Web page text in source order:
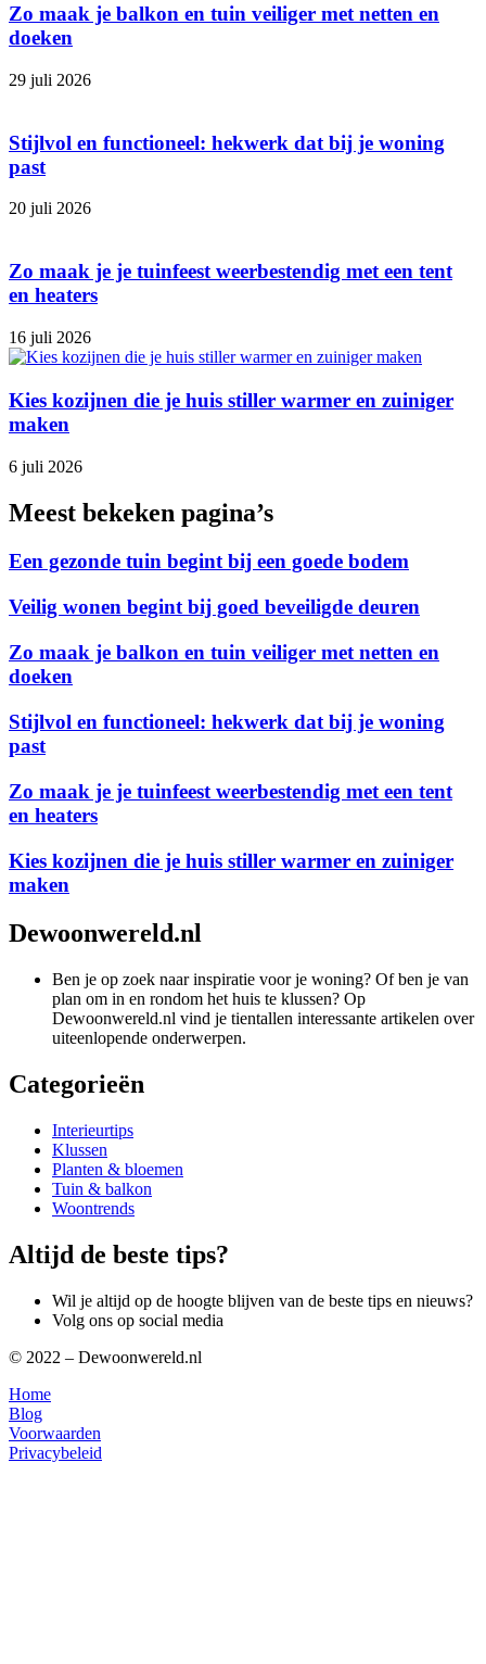
Zo maak je balkon en tuin veiliger met netten en
doeken
29 juli 2026
Stijlvol en functioneel: hekwerk dat bij je woning
past
20 juli 2026
Zo maak je je tuinfeest weerbestendig met een tent
en heaters
16 juli 2026
Kies kozijnen die je huis stiller warmer en zuiniger
maken
6 juli 2026
Meest bekeken pagina’s
Een gezonde tuin begint bij een goede bodem
Veilig wonen begint bij goed beveiligde deuren
Zo maak je balkon en tuin veiliger met netten en
doeken
Stijlvol en functioneel: hekwerk dat bij je woning
past
Zo maak je je tuinfeest weerbestendig met een tent
en heaters
Kies kozijnen die je huis stiller warmer en zuiniger
maken
Dewoonwereld.nl
Ben je op zoek naar inspiratie voor je woning? Of ben je van
plan om in en rondom het huis te klussen? Op
Dewoonwereld.nl vind je tientallen interessante artikelen over
uiteenlopende onderwerpen.
Categorieën
Interieurtips
Klussen
Planten & bloemen
Tuin & balkon
Woontrends
Altijd de beste tips?
Wil je altijd op de hoogte blijven van de beste tips en nieuws?
Volg ons op social media
© 2022 – Dewoonwereld.nl
Home
Blog
Voorwaarden
Privacybeleid